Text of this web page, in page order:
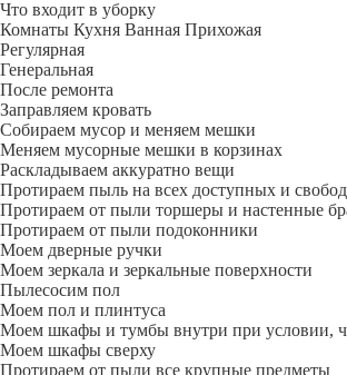
Что входит в уборку
Регу­лярная
Гене­ральная
После ремонта
Заправляем кровать
Собираем мусор и меняем мешки
Меняем мусорные мешки в корзинах
Раскладываем аккуратно вещи
Протираем пыль на всех доступных и
Протираем от пыли торшеры и настенные
Протираем от пыли подоконники
Моем дверные ручки
Моем зеркала и зеркальные поверхности
Пылесосим пол
Моем пол и плинтуса
Моем шкафы и тумбы внутри при условии,
Моем шкафы сверху
Протираем от пыли все крупные предметы